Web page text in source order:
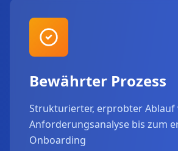
Bewährter Prozess
Strukturierter, erprobter Ablauf
Anforderungsanalyse bis zum
Onboarding